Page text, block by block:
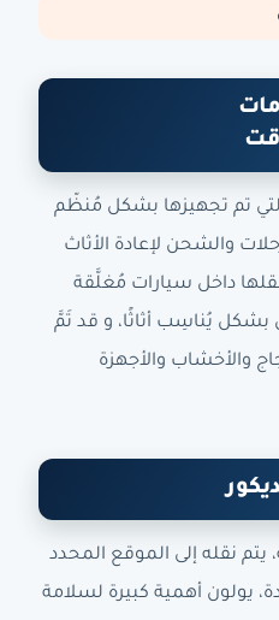
تم تجهيزها بشكل مُنظّم
والشحن لإعادة الأثاث
داخل سيارات مُغلَّقة
يُناسِب أثاثًا، و قد تَمَّ
والأخشاب والأجهزة
يتم نقله إلى الموقع المحدد
يولون أهمية كبيرة لسلامة